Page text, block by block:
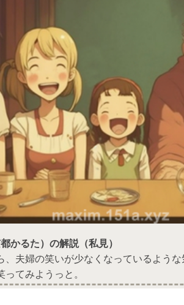
かるた）の解説（私見）
、夫婦の笑いが少なくなっているよう
てみようっと。